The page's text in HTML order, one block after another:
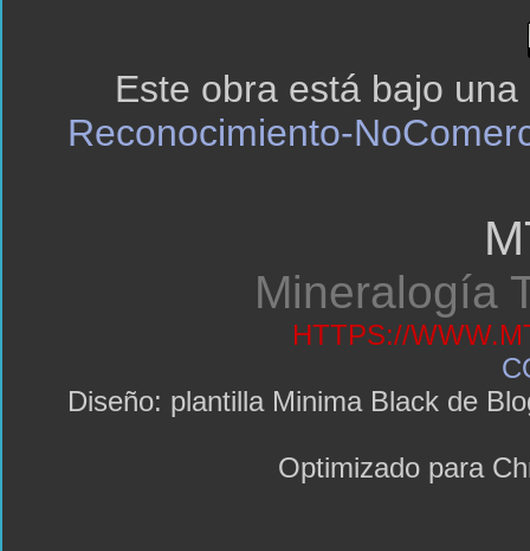
Este obra está bajo una
Reconocimiento-
Mineralogía
HTTPS://
Diseño: plantilla Minima Black de
Optimizado para